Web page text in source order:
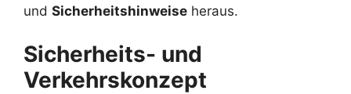
und Sicherheitshinweise heraus.
Sicherheits- und
Verkehrskonzept